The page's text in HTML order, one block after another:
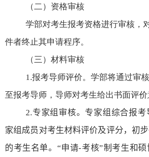
（二）资格审核
学部对考生报考资格进行审核，
件者终止其申请程序。
（三）材料审核
1.报考导师评价。学部将通过审
至报考导师，导师对考生给出书面评价
2.专家组审核。专家组综合报
家组成员对考生材料评价及评分，初
的考生名单。“申请-考核”制考生和